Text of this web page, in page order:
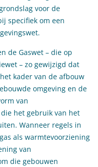
voor de
specifiek om een
de Gaswet – die op
– zo gewijzigd dat
kader van de afbouw
omgeving en de
van
het gebruik van het
Wanneer regels in
als warmtevoorziening
van
die gebouwen